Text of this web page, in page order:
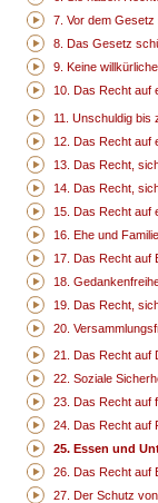
7. Vor dem Gesetz
8. Das Gesetz
9. Keine
10. Das Recht auf
11. Unschuldig bis
12. Das Recht auf
13. Das Recht,
14. Das Recht,
15. Das Recht auf
16. Ehe und Familie
17. Das Recht auf
18.
19. Das Recht,
20.
21. Das Recht auf
22. Soziale
23. Das Recht auf
24. Das Recht auf
25. Essen und
26. Das Recht auf
27. Der Schutz